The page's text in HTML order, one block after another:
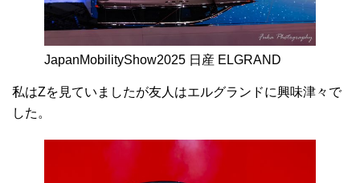
JapanMobilityShow2025 日産 ELGRAND
私はZを見ていましたが友人はエルグランドに興味津々で
した。